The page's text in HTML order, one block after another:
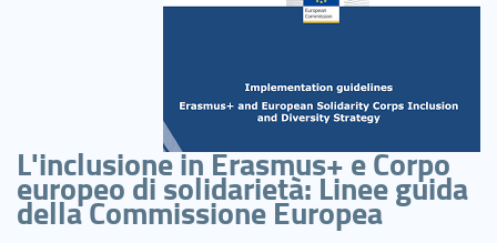
L'inclusione in Erasmus+ e Corpo
europeo di solidarietà: Linee guida
della Commissione Europea